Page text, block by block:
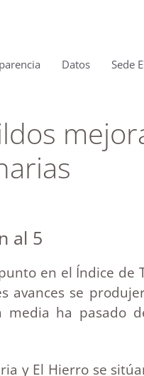
Datos Sede
al 5
en el Índice de
avances se
media ha pasado
y El Hierro se